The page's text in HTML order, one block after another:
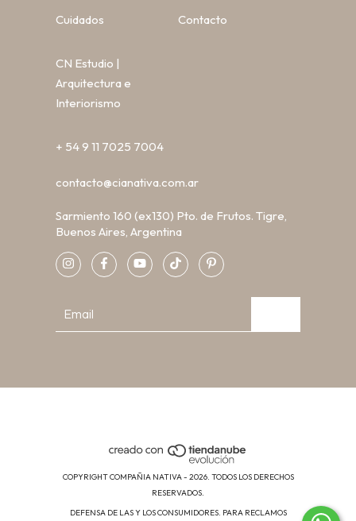
Cuidados Contacto
CN Estudio |
Arquitectura e
Interiorismo
+ 54 9 11 7025 7004
contacto@cianativa.com.ar
Sarmiento 160 (ex130) Pto. de Frutos. Tigre,
Buenos Aires, Argentina
COPYRIGHT COMPAÑIA NATIVA - 2026. TODOS LOS DERECHOS
RESERVADOS.
DEFENSA DE LAS Y LOS CONSUMIDORES. PARA RECLAMOS